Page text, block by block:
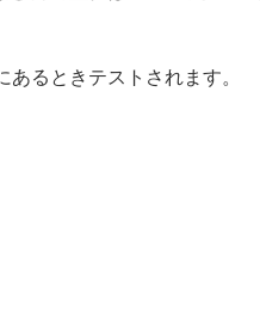
るときテストされます。